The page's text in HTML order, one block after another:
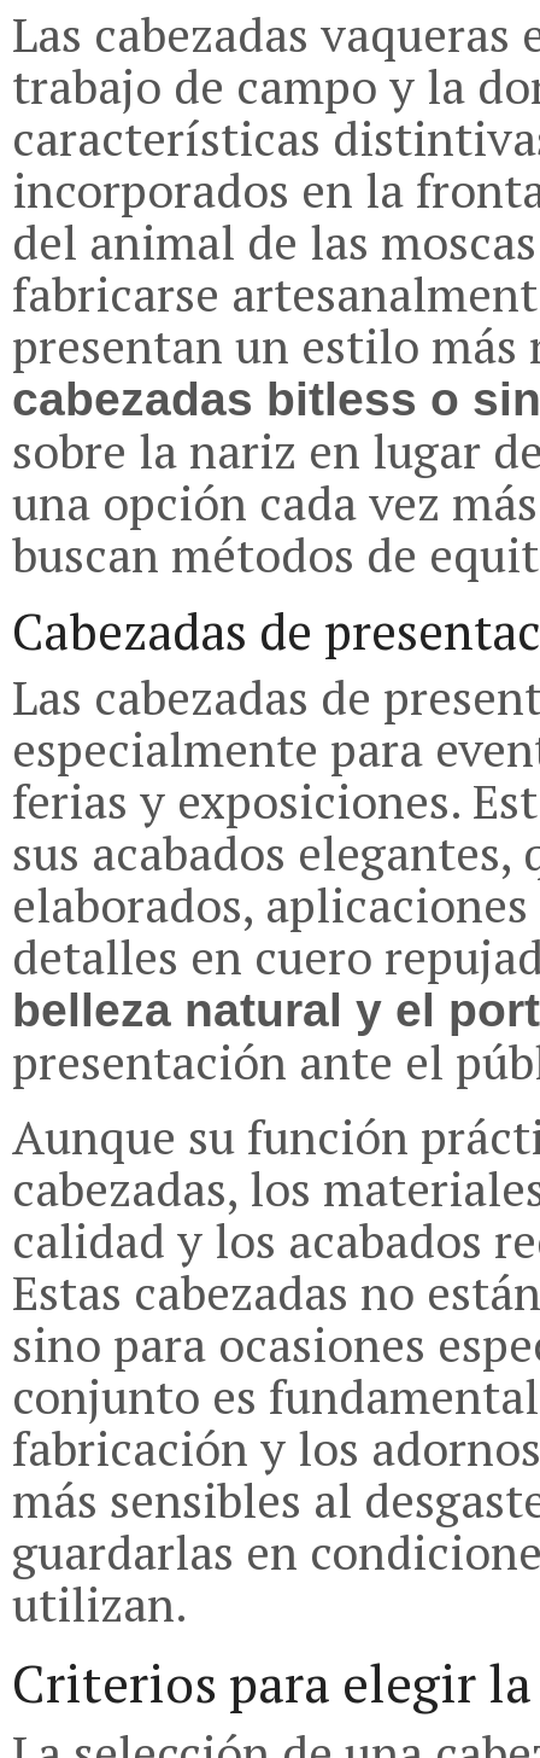
Las cabezadas
trabajo de campo y la
características
incorporados en la
del animal de las
fabricarse
presentan un estilo más
cabezadas bitless o
sobre la nariz en lugar
una opción cada vez
buscan métodos de
Cabezadas de
Las cabezadas de
especialmente para
ferias y exposiciones.
sus acabados
elaborados,
detalles en cuero
belleza natural y el
presentación ante el
Aunque su función
cabezadas, los
calidad y los acabados
Estas cabezadas no
sino para ocasiones
conjunto es
fabricación y los
más sensibles al
guardarlas en
utilizan.
Criterios para elegir